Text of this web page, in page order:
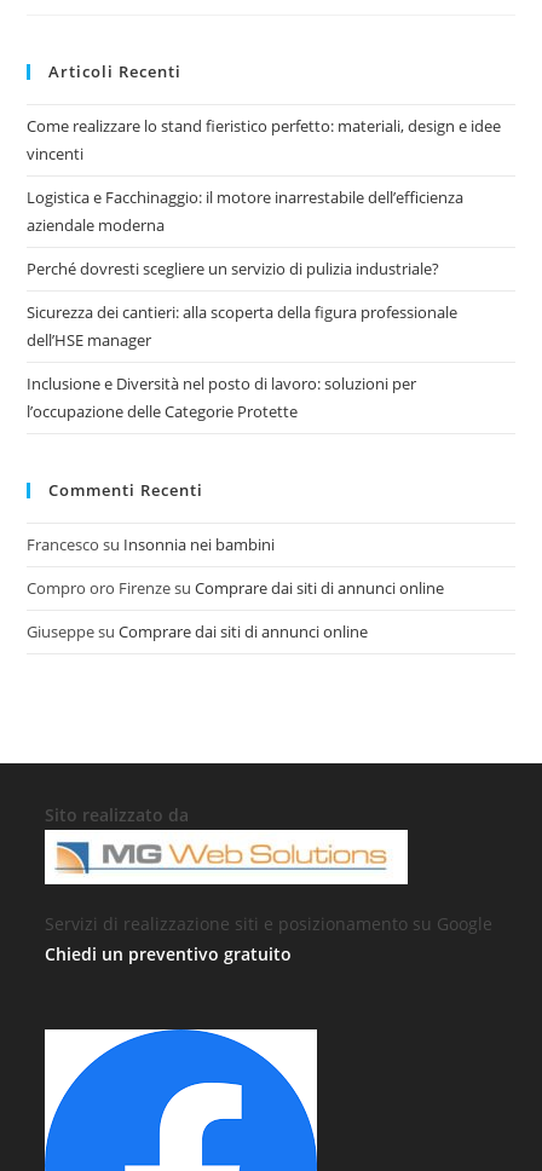
Articoli Recenti
Come realizzare lo stand fieristico perfetto: materiali, design e idee
vincenti
Logistica e Facchinaggio: il motore inarrestabile dell’efficienza
aziendale moderna
Perché dovresti scegliere un servizio di pulizia industriale?
Sicurezza dei cantieri: alla scoperta della figura professionale
dell’HSE manager
Inclusione e Diversità nel posto di lavoro: soluzioni per
l’occupazione delle Categorie Protette
Commenti Recenti
Francesco su Insonnia nei bambini
Compro oro FirenzesuComprare dai siti di annunci online
GiuseppesuComprare dai siti di annunci online
Sito realizzato da
Servizi di realizzazione siti e posizionamento su Google
Chiedi un preventivo gratuito